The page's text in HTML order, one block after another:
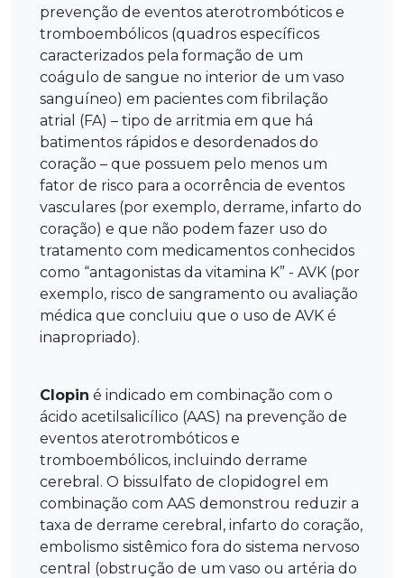
prevenção de eventos aterotrombóticos e
tromboembólicos (quadros específicos
caracterizados pela formação de um
coágulo de sangue no interior de um vaso
sanguíneo) em pacientes com fibrilação
atrial (FA) – tipo de arritmia em que há
batimentos rápidos e desordenados do
coração – que possuem pelo menos um
fator de risco para a ocorrência de eventos
vasculares (por exemplo, derrame, infarto do
coração) e que não podem fazer uso do
tratamento com medicamentos conhecidos
como “antagonistas da vitamina K” - AVK (por
exemplo, risco de sangramento ou avaliação
médica que concluiu que o uso de AVK é
inapropriado).
Clopin é indicado em combinação com o
ácido acetilsalicílico (AAS) na prevenção de
eventos aterotrombóticos e
tromboembólicos, incluindo derrame
cerebral. O bissulfato de clopidogrel em
combinação com AAS demonstrou reduzir a
taxa de derrame cerebral, infarto do coração,
embolismo sistêmico fora do sistema nervoso
central (obstrução de um vaso ou artéria do